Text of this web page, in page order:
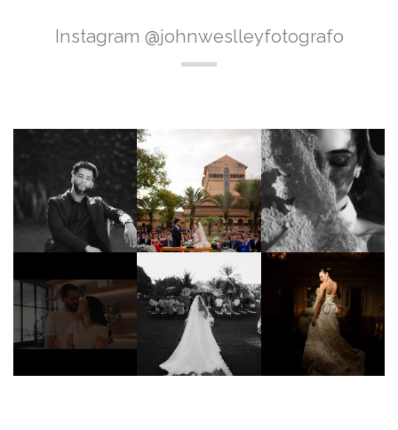
Instagram @johnweslleyfotografo